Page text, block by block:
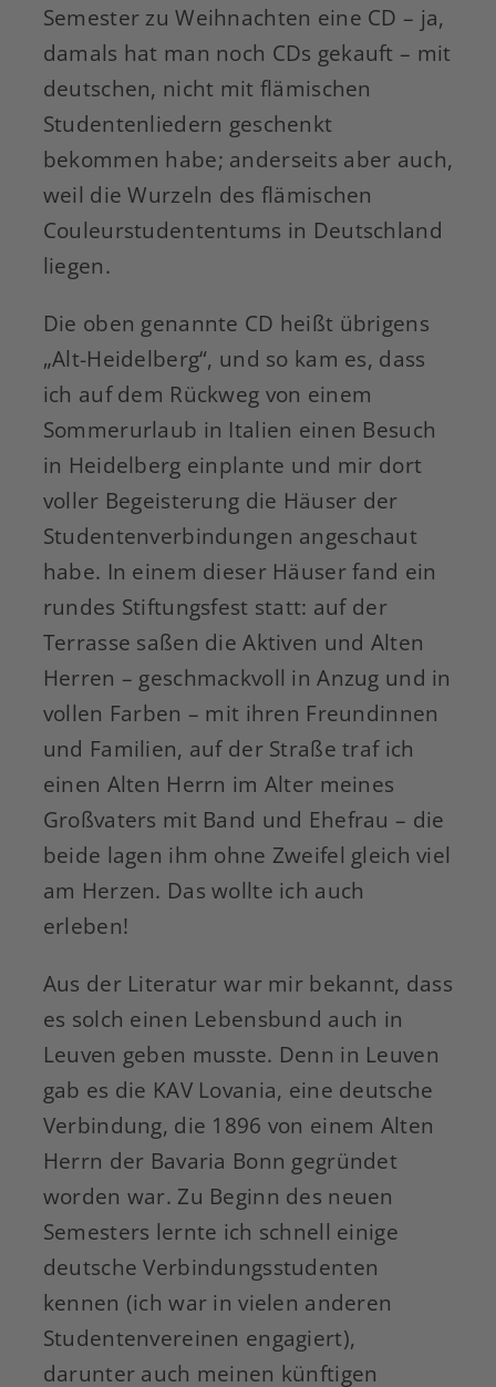
Semester zu Weihnachten eine CD – ja,
damals hat man noch CDs gekauft – mit
deutschen, nicht mit flämischen
Studentenliedern geschenkt
bekommen habe; anderseits aber auch,
weil die Wurzeln des flämischen
Couleurstudententums in Deutschland
liegen.
Die oben genannte CD heißt übrigens
„Alt-Heidelberg“, und so kam es, dass
ich auf dem Rückweg von einem
Sommerurlaub in Italien einen Besuch
in Heidelberg einplante und mir dort
voller Begeisterung die Häuser der
Studentenverbindungen angeschaut
habe. In einem dieser Häuser fand ein
rundes Stiftungsfest statt: auf der
Terrasse saßen die Aktiven und Alten
Herren – geschmackvoll in Anzug und in
vollen Farben – mit ihren Freundinnen
und Familien, auf der Straße traf ich
einen Alten Herrn im Alter meines
Großvaters mit Band und Ehefrau – die
beide lagen ihm ohne Zweifel gleich viel
am Herzen. Das wollte ich auch
erleben!
Aus der Literatur war mir bekannt, dass
es solch einen Lebensbund auch in
Leuven geben musste. Denn in Leuven
gab es die KAV Lovania, eine deutsche
Verbindung, die 1896 von einem Alten
Herrn der Bavaria Bonn gegründet
worden war. Zu Beginn des neuen
Semesters lernte ich schnell einige
deutsche Verbindungsstudenten
kennen (ich war in vielen anderen
Studentenvereinen engagiert),
darunter auch meinen künftigen